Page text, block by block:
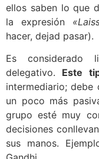
ellos saben lo que
la expresión
hacer, dejad pasar).
Es considerado
delegativo. Este
intermediario; debe
un poco más
grupo esté muy
decisiones
sus manos.